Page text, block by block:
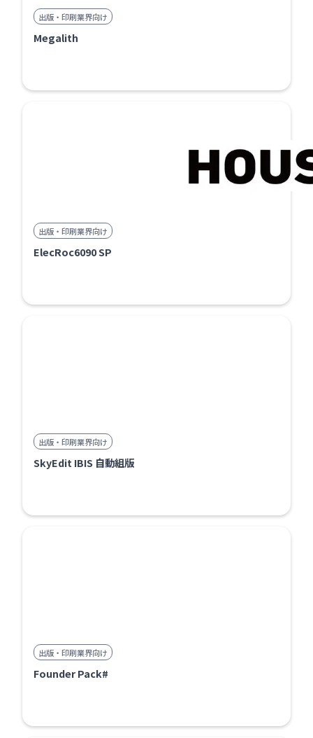
出版・印刷業界向け
Megalith
出版・印刷業界向け
ElecRoc6090 SP
出版・印刷業界向け
SkyEdit IBIS 自動組版
出版・印刷業界向け
Founder Pack#